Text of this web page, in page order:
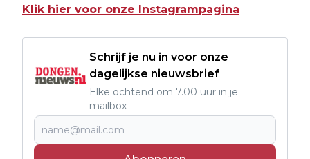
Klik hier voor onze Instagrampagina
Schrijf je nu in voor onze
dagelijkse nieuwsbrief
Elke ochtend om 7.00 uur in je
mailbox